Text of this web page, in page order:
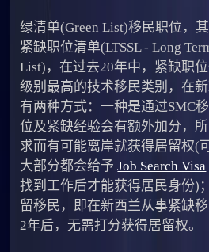
绿清单(Green List)移民职位，
紧缺职位清单(LTSSL - Long
List)，在过去20年中，紧缺职
级别最高的技术移民类别，在
有两种方式：一种是通过SMC
位及紧缺经验会有额外加分，
求而有可能离岸就获得居留权(
大部分都会给予Job Search Visa
找到工作后才能获得居民身份)
留移民，即在新西兰从事紧缺
2年后，无需打分获得居留权。